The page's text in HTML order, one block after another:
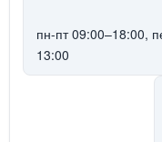
пн-пт 09:00–18:00,
13:00